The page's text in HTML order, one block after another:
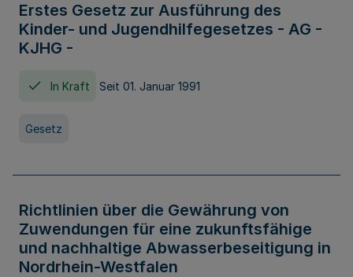
Erstes Gesetz zur Ausführung des
Kinder- und Jugendhilfegesetzes - AG -
KJHG -
In Kraft Seit 01. Januar 1991
Gesetz
Richtlinien über die Gewährung von
Zuwendungen für eine zukunftsfähige
und nachhaltige Abwasserbeseitigung in
Nordrhein-Westfalen